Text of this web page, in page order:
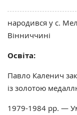
народився у с.
Вінниччині
Освіта:
Павло Каленич
із золотою
1979-1984 рр. —